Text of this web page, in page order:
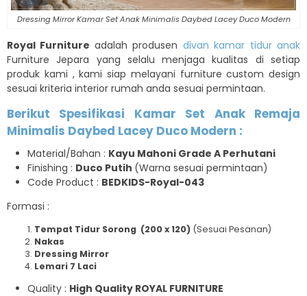
Dressing Mirror Kamar Set Anak Minimalis Daybed Lacey Duco Modern
Royal Furniture adalah produsen divan kamar tidur anak
Furniture Jepara yang selalu menjaga kualitas di setiap
produk kami , kami siap melayani furniture custom design
sesuai kriteria interior rumah anda sesuai permintaan.
Berikut Spesifikasi Kamar Set Anak Remaja
Minimalis Daybed Lacey Duco Modern :
Material/Bahan : Kayu Mahoni Grade A Perhutani
Finishing : Duco Putih (Warna sesuai permintaan)
Code Product : BEDKIDS-Royal-043
Formasi :
Tempat Tidur Sorong (200 x 120) (Sesuai Pesanan)
Nakas
Dressing Mirror
Lemari 7 Laci
Quality : High Quality ROYAL FURNITURE